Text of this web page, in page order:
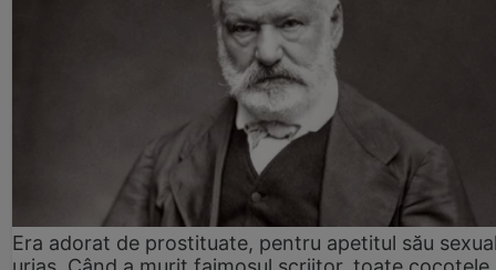
Era adorat de prostituate, pentru apetitul său